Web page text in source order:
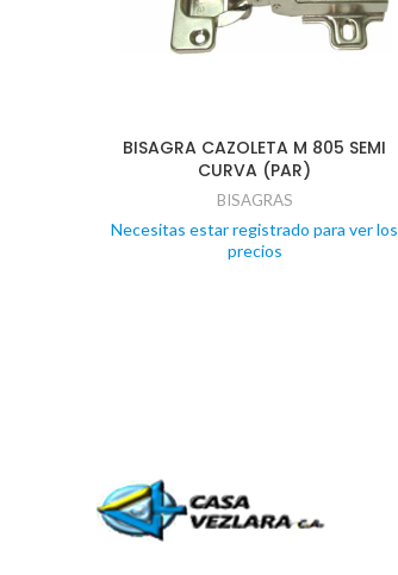
BISAGRA CAZOLETA M 805 SEMI
CURVA (PAR)
BISAGRAS
Necesitas estar registrado para ver los
precios